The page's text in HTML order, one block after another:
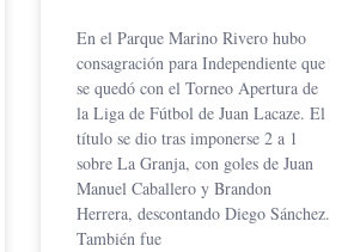
En el Parque Marino Rivero hubo
consagración para Independiente que
se quedó con el Torneo Apertura de
la Liga de Fútbol de Juan Lacaze. El
título se dio tras imponerse 2 a 1
sobre La Granja, con goles de Juan
Manuel Caballero y Brandon
Herrera, descontando Diego Sánchez.
También fue